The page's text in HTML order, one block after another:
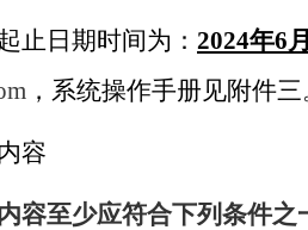
止日期时间为： 2024年6
，系统操作手册见附件
容
容至少应符合下列条件之